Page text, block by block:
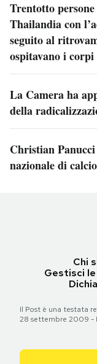
Trentotto
Thailandia con
seguito al
ospitavano i
La Camera ha
della
Christian
nazionale di
Chi
Gestisci
Il Post è una testata
28 settembre 2009 -